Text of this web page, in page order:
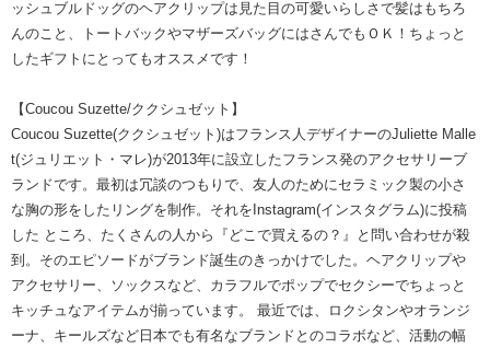
ッシュブルドッグのヘアクリップは見た目の可愛いらしさで髪はもちろ
んのこと、トートバックやマザーズバッグにはさんでもＯＫ！ちょっと
したギフトにとってもオススメです！
【Coucou Suzette/ククシュゼット】
Coucou Suzette(ククシュゼット)はフランス人デザイナーのJuliette Malle
t(ジュリエット・マレ)が2013年に設立したフランス発のアクセサリーブ
ランドです。最初は冗談のつもりで、友人のためにセラミック製の小さ
な胸の形をしたリングを制作。それをInstagram(インスタグラム)に投稿
した ところ、たくさんの人から『どこで買えるの？』と問い合わせが殺
到。そのエピソードがブランド誕生のきっかけでした。ヘアクリップや
アクセサリー、ソックスなど、カラフルでポップでセクシーでちょっと
キッチュなアイテムが揃っています。 最近では、ロクシタンやオランジ
ーナ、キールズなど日本でも有名なブランドとのコラボなど、活動の幅